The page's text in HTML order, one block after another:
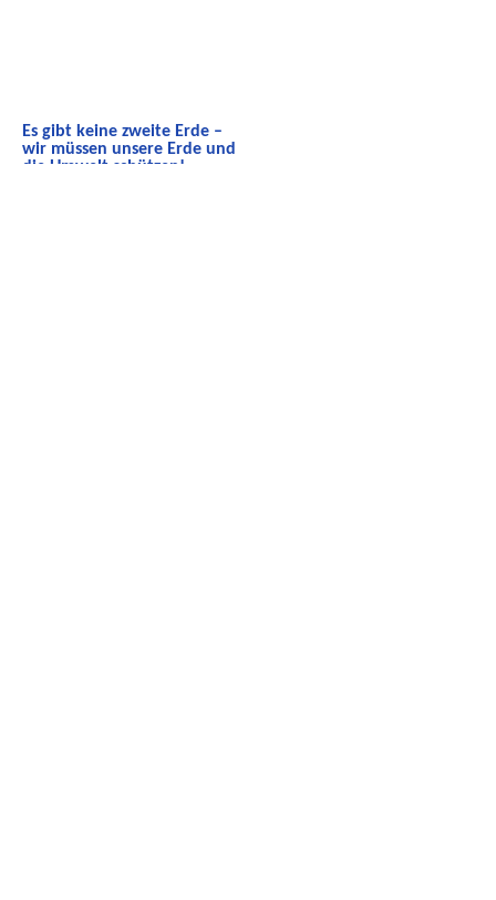
Es gibt keine zweite Erde –
wir müssen unsere Erde und
die Umwelt schützen!